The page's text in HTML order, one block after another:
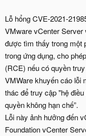
Lỗ hổng CVE-2021-
VMware vCenter Server
được tìm thấy trong một
trong ứng dụng, cho
(RCE) nếu có quyền
VMWare khuyến cáo lỗi
thác để truy cập "hệ
quyền không hạn chế”.
Lỗi này ảnh hưởng đến
Foundation vCenter